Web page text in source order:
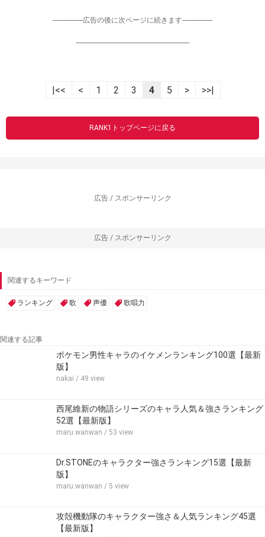
-----------------広告の後に次ページに続きます-----------------
----------------------------------------------------------------
|<< < 1 2 3 4 5 > >>|
RANK1トップページに戻る
広告 / スポンサーリンク
広告 / スポンサーリンク
関連するキーワード
ランキング 歌 声優 歌唱力
関連する記事
ポケモン男性キャラのイケメンランキング100選【最新
版】
nakai / 49 view
西尾維新の物語シリーズのキャラ人気＆強さランキング
52選【最新版】
maru.wanwan / 53 view
Dr.STONEのキャラクター強さランキング15選【最新
版】
maru.wanwan / 5 view
攻殻機動隊のキャラクター強さ＆人気ランキング45選
【最新版】